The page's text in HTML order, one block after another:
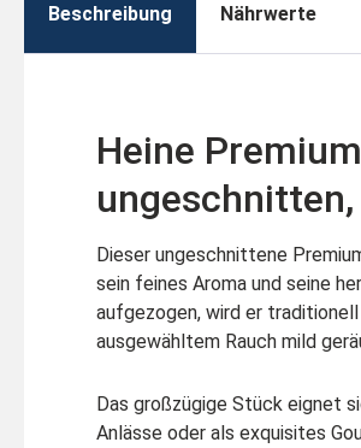
Beschreibung Nährwerte
Heine
Dieser ungeschnittene
sein feines Aroma und seine
aufgezogen, wird er
ausgewähltem Rauch mild
Das großzügige Stück eignet
Anlässe oder als exquisites